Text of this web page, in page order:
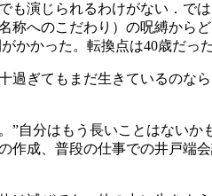
も演じられるわけがない．で
称へのこだわり）の呪縛から
かかった。転換点は40歳だった
過ぎてもまだ生きているのな
”自分はもう長いことはない
作成、普段の仕事での井戸端